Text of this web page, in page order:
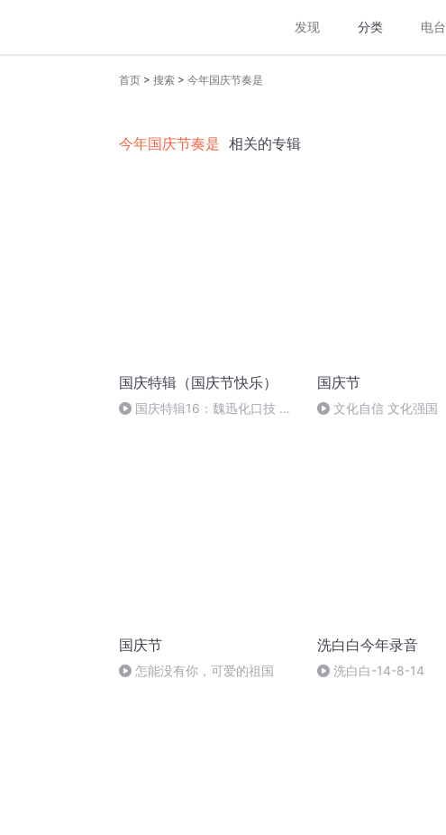
发现 分类 电台
首页 > 搜索 > 今年国庆节奏是
今年国庆节奏是 相关的专辑
国庆特辑（国庆节快乐）
国庆特辑16：魏迅化口技 二
国庆节
文化自信 文化强国
国庆节
怎能没有你，可爱的祖国
洗白白今年录音
洗白白-14-8-14